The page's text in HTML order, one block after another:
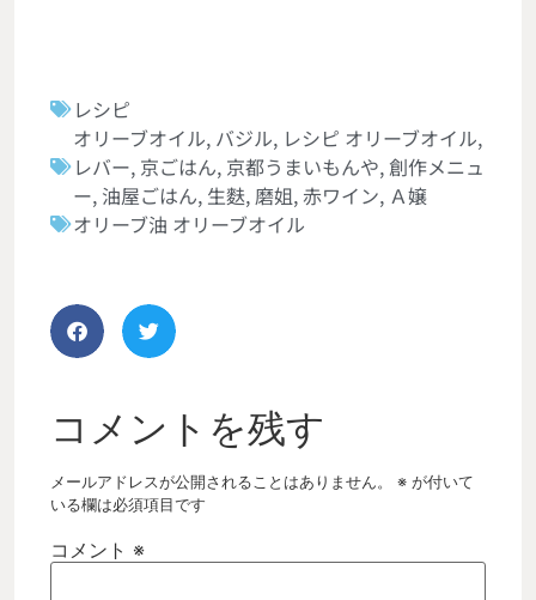
レシピ
オリーブオイル, バジル, レシピ オリーブオイル,
レバー, 京ごはん, 京都うまいもんや, 創作メニュ
ー, 油屋ごはん, 生麩, 磨姐, 赤ワイン, Ａ嬢
オリーブ油 オリーブオイル
コメントを残す
メールアドレスが公開されることはありません。 ※ が付いて
いる欄は必須項目です
コメント ※